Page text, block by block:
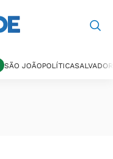
SÃO JOÃOPOLÍTICASALVADOR